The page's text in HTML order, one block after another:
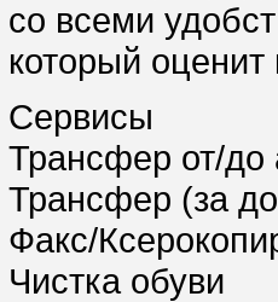
со всеми
который
Сервисы
Трансфер от/до
Трансфер (за
Факс/
Чистка обуви